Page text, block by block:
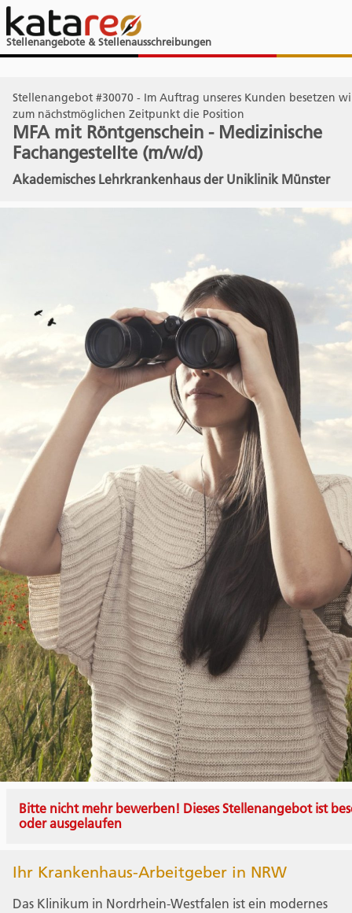
Stellenangebote & Stellenausschreibungen
Stellenangebot #30070 - Im Auftrag unseres Kunden besetzen
zum nächstmöglichen Zeitpunkt die Position
MFA mit Röntgenschein - Medizinische
Fachangestellte (m/w/d)
Akademisches Lehrkrankenhaus der Uniklinik Münster
Bitte nicht mehr bewerben! Dieses Stellenangebot ist
oder ausgelaufen
Ihr Krankenhaus-Arbeitgeber in NRW
Das Klinikum in Nordrhein-Westfalen ist ein modernes